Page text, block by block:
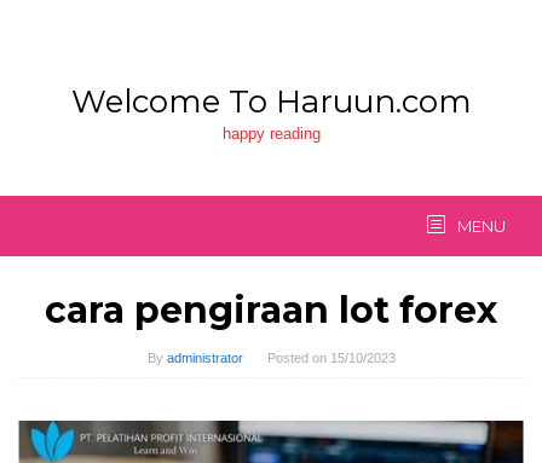
Welcome To Haruun.com
happy reading
MENU
cara pengiraan lot forex
By administrator Posted on 15/10/2023